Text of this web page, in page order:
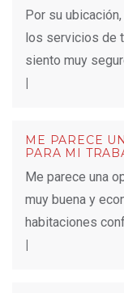
Por su
los servicios de
siento muy
|
ME PARECE
PARA MI
Me parece una
muy buena y
habitaciones
|